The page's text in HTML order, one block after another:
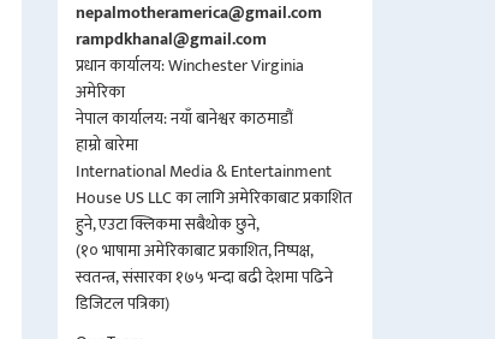
nepalmotheramerica@gmail.com
rampdkhanal@gmail.com
प्रधान कार्यालय: Winchester Virginia
अमेरिका
नेपाल कार्यालय: नयाँ बानेश्वर काठमाडौं
हाम्रो बारेमा
International Media & Entertainment
House US LLC का लागि अमेरिकाबाट प्रकाशित
हुने, एउटा क्लिकमा सबैथोक छुने,
(१० भाषामा अमेरिकाबाट प्रकाशित, निष्पक्ष,
स्वतन्त्र, संसारका १७५ भन्दा बढी देशमा पढिने
डिजिटल पत्रिका)